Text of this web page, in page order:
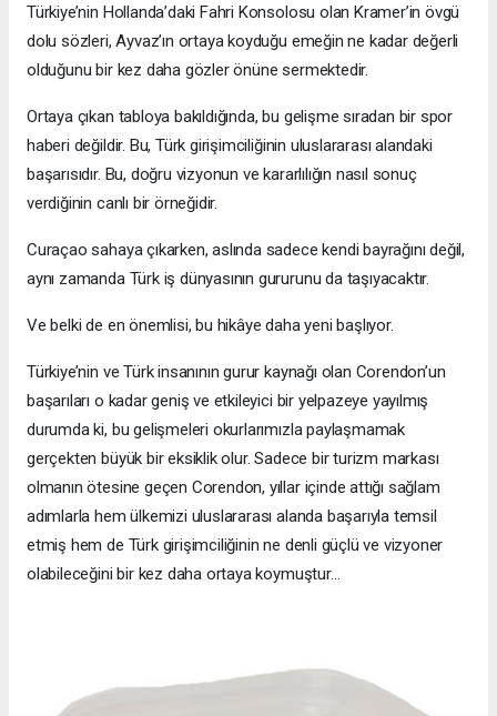
Türkiye’nin Hollanda’daki Fahri Konsolosu olan Kramer’in övgü
dolu sözleri, Ayvaz’ın ortaya koyduğu emeğin ne kadar değerli
olduğunu bir kez daha gözler önüne sermektedir.
Ortaya çıkan tabloya bakıldığında, bu gelişme sıradan bir spor
haberi değildir. Bu, Türk girişimciliğinin uluslararası alandaki
başarısıdır. Bu, doğru vizyonun ve kararlılığın nasıl sonuç
verdiğinin canlı bir örneğidir.
Curaçao sahaya çıkarken, aslında sadece kendi bayrağını değil,
aynı zamanda Türk iş dünyasının gururunu da taşıyacaktır.
Ve belki de en önemlisi, bu hikâye daha yeni başlıyor.
Türkiye’nin ve Türk insanının gurur kaynağı olan Corendon’un
başarıları o kadar geniş ve etkileyici bir yelpazeye yayılmış
durumda ki, bu gelişmeleri okurlarımızla paylaşmamak
gerçekten büyük bir eksiklik olur. Sadece bir turizm markası
olmanın ötesine geçen Corendon, yıllar içinde attığı sağlam
adımlarla hem ülkemizi uluslararası alanda başarıyla temsil
etmiş hem de Türk girişimciliğinin ne denli güçlü ve vizyoner
olabileceğini bir kez daha ortaya koymuştur…